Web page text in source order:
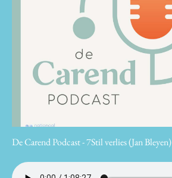
De Carend Podcast - 7Stil verlies (Jan Bleyen)